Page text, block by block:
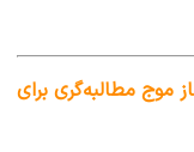
موج مطالبه‌گری برای